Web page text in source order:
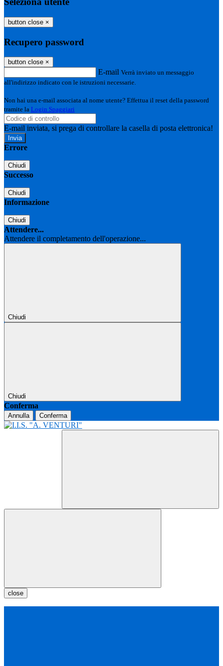
button close ×
Recupero password
button close ×
E-mail Verrà inviato un messaggio
all'indirizzo indicato con le istruzioni necessarie.
Non hai una e-mail associata al nome utente? Effettua il reset della password
tramite la Login Spaggiari
E-mail inviata, si prega di controllare la casella di posta elettronica!
Errore
Chiudi
Successo
Chiudi
Informazione
Chiudi
Attendere...
Attendere il completamento dell'operazione...
Chiudi
Chiudi
Conferma
Annulla Conferma
close